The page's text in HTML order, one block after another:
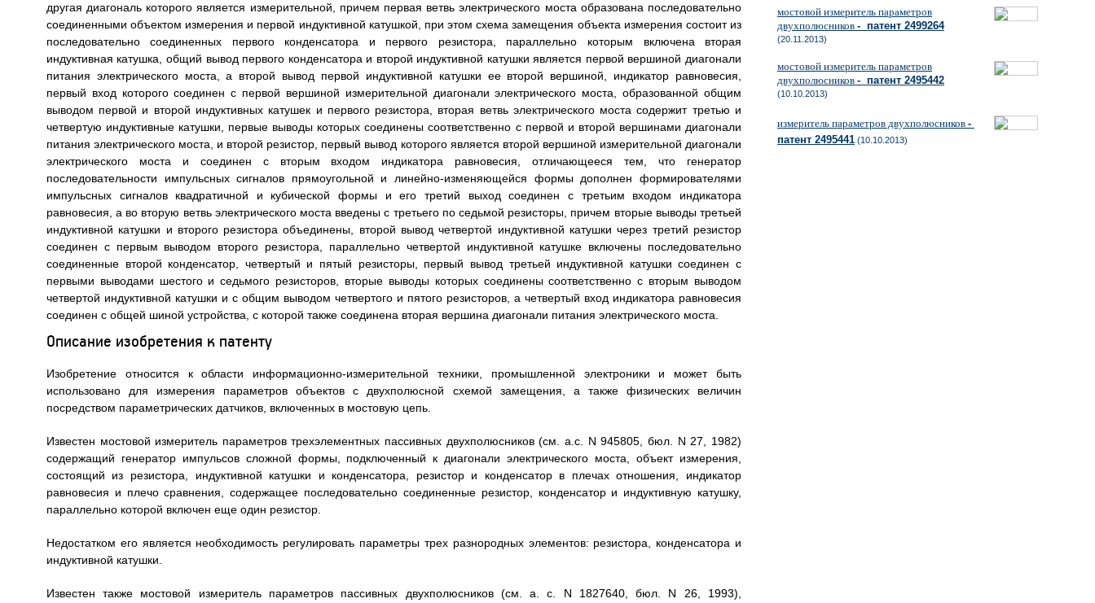
другая диагональ которого является измерительной, причем первая ветвь электрического моста образована последовательно
соединенными объектом измерения и первой индуктивной катушкой, при этом схема замещения объекта измерения состоит из
последовательно соединенных первого конденсатора и первого резистора, параллельно которым включена вторая
индуктивная катушка, общий вывод первого конденсатора и второй индуктивной катушки является первой вершиной диагонали
питания электрического моста, а второй вывод первой индуктивной катушки ее второй вершиной, индикатор равновесия,
первый вход которого соединен с первой вершиной измерительной диагонали электрического моста, образованной общим
выводом первой и второй индуктивных катушек и первого резистора, вторая ветвь электрического моста содержит третью и
четвертую индуктивные катушки, первые выводы которых соединены соответственно с первой и второй вершинами диагонали
питания электрического моста, и второй резистор, первый вывод которого является второй вершиной измерительной диагонали
электрического моста и соединен с вторым входом индикатора равновесия, отличающееся тем, что генератор
последовательности импульсных сигналов прямоугольной и линейно-изменяющейся формы дополнен формирователями
импульсных сигналов квадратичной и кубической формы и его третий выход соединен с третьим входом индикатора
равновесия, а во вторую ветвь электрического моста введены с третьего по седьмой резисторы, причем вторые выводы третьей
индуктивной катушки и второго резистора объединены, второй вывод четвертой индуктивной катушки через третий резистор
соединен с первым выводом второго резистора, параллельно четвертой индуктивной катушке включены последовательно
соединенные второй конденсатор, четвертый и пятый резисторы, первый вывод третьей индуктивной катушки соединен с
первыми выводами шестого и седьмого резисторов, вторые выводы которых соединены соответственно с вторым выводом
четвертой индуктивной катушки и с общим выводом четвертого и пятого резисторов, а четвертый вход индикатора равновесия
соединен с общей шиной устройства, с которой также соединена вторая вершина диагонали питания электрического моста.
Описание изобретения к патенту
Изобретение относится к области информационно-измерительной техники, промышленной электроники и может быть
использовано для измерения параметров объектов с двухполюсной схемой замещения, а также физических величин
посредством параметрических датчиков, включенных в мостовую цепь.
Известен мостовой измеритель параметров трехэлементных пассивных двухполюсников (см. а.с. N 945805, бюл. N 27, 1982)
содержащий генератор импульсов сложной формы, подключенный к диагонали электрического моста, объект измерения,
состоящий из резистора, индуктивной катушки и конденсатора, резистор и конденсатор в плечах отношения, индикатор
равновесия и плечо сравнения, содержащее последовательно соединенные резистор, конденсатор и индуктивную катушку,
параллельно которой включен еще один резистор.
Недостатком его является необходимость регулировать параметры трех разнородных элементов: резистора, конденсатора и
индуктивной катушки.
Известен также мостовой измеритель параметров пассивных двухполюсников (см. а. с. N 1827640, бюл. N 26, 1993),
мостовой измеритель параметров
двухполюсников - патент 2499264
(20.11.2013)
мостовой измеритель параметров
двухполюсников - патент 2495442
(10.10.2013)
измеритель параметров двухполюсников -
патент 2495441 (10.10.2013)